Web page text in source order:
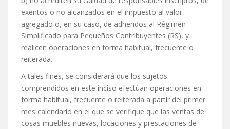
exentos o no alcanzados en el impuesto al valor
agregado o, en su caso, de adheridos al Régimen
Simplificado para Pequeños Contribuyentes (RS), y
realicen operaciones en forma habitual, frecuente o
reiterada.
A tales fines, se considerará que los sujetos
comprendidos en este inciso efectúan operaciones en
forma habitual, frecuente o reiterada a partir del primer
mes calendario en el que se verifique que las ventas de
cosas muebles nuevas, locaciones y prestaciones de